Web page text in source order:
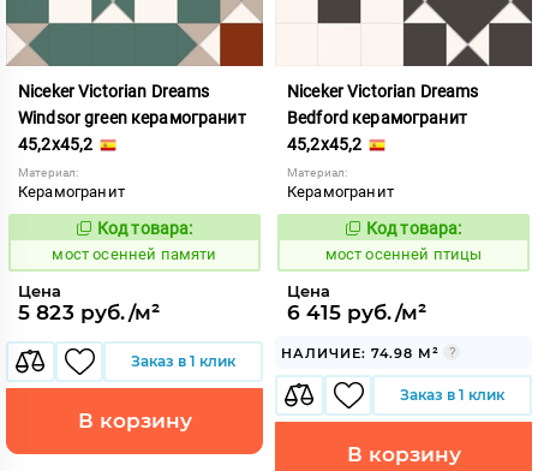
Niceker Victorian Dreams
Windsor green керамогранит
45,2x45,2
Материал:
Керамогранит
1024068
Код товара:
мост осенней памяти
Цена
5 823 руб./м²
Заказ в 1 клик
В корзину
Niceker Victorian Dreams
Bedford керамогранит
45,2x45,2
Материал:
Керамогранит
1024073
Код товара:
мост осенней птицы
Цена
6 415 руб./м²
НАЛИЧИЕ: 74.98 М²
Заказ в 1 клик
В корзину